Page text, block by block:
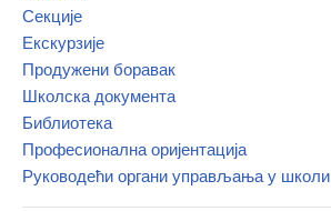
Секције
Екскурзије
Продужени боравак
Школска документа
Библиотека
Професионална оријентација
Руководећи органи управљања у школи